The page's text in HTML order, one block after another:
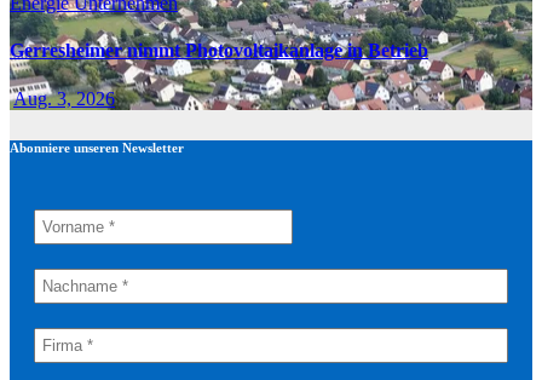
Gerresheimer nimmt Photovoltaikanlage in Betrieb
Aug. 3, 2026
Abonniere unseren Newsletter